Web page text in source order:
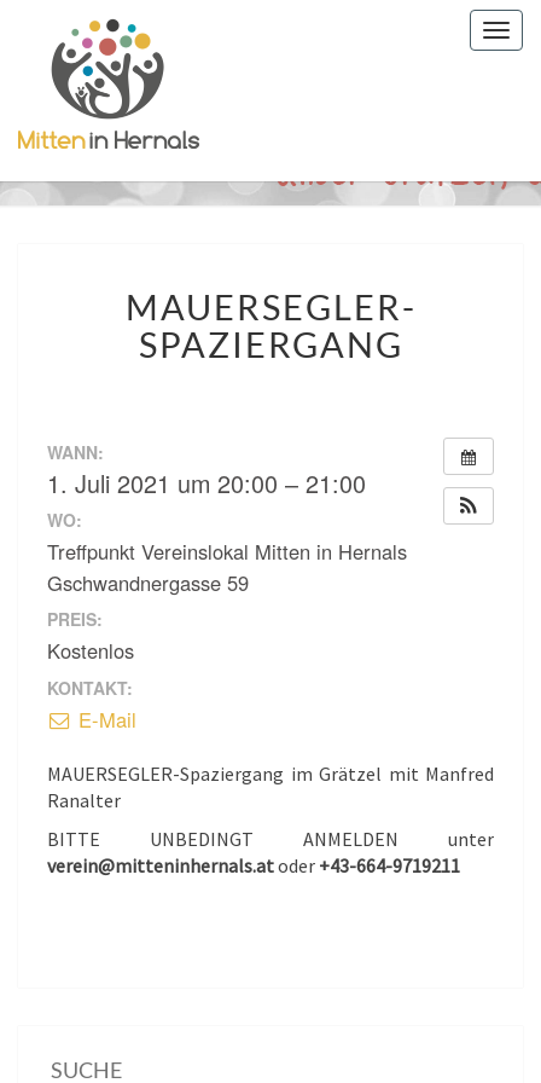
SPAZIERGANG
MAUERSEGLER-
SPAZIERGANG
WANN:
1. Juli 2021 um 20:00 – 21:00
WO:
Treffpunkt Vereinslokal Mitten in Hernals
Gschwandnergasse 59
PREIS:
Kostenlos
KONTAKT:
E-Mail
MAUERSEGLER-Spaziergang im Grätzel mit Manfred
Ranalter
BITTE UNBEDINGT ANMELDEN unter
verein@mitteninhernals.atoder +43-664-9719211
SUCHE